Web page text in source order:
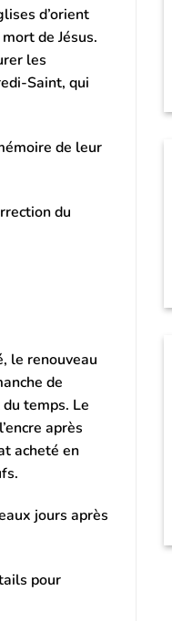
d’orient
de Jésus.
les
Saint, qui
de leur
du
le renouveau
de
temps. Le
après
acheté en
jours après
pour